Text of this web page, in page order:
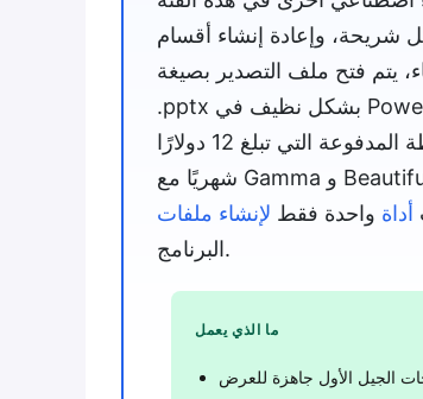
شريحة، وإعادة إنشاء أقسام
يتم فتح ملف التصدير بصيغة
.pptx بشكل نظيف في PowerPoint و Google Slides دون مفاجآت في التنسيق. تتعامل الخطة المجانية
مع عدد قليل من العروض التقديمية شهريًا، وهو ما يكفي للتقييم. تتوافق الخطة المدفوعة التي تبلغ 12 دولارًا
أداة واحدة فقط
البرنامج.
ما الذي يعمل
الجيل الأول جاهزة للعرض